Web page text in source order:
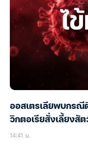
ออสเตรเลียพบกรณี
วิกตอเรียสั่งเลี้ยงสัต
14:41 น.